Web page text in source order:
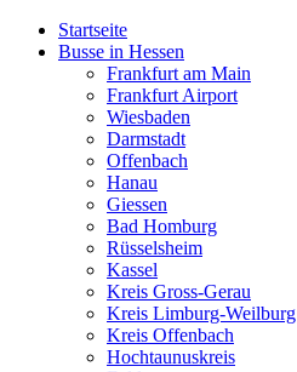
Startseite
Busse in Hessen
Frankfurt am Main
Frankfurt Airport
Wiesbaden
Darmstadt
Offenbach
Hanau
Giessen
Bad Homburg
Rüsselsheim
Kassel
Kreis Gross-Gerau
Kreis Limburg-Weilburg
Kreis Offenbach
Hochtaunuskreis